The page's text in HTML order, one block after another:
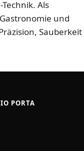
Als
und
Sauberkeit
PORTA